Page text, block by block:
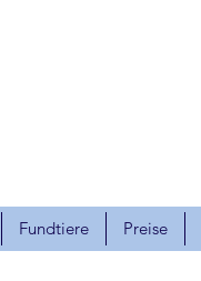
Fundtiere Preise